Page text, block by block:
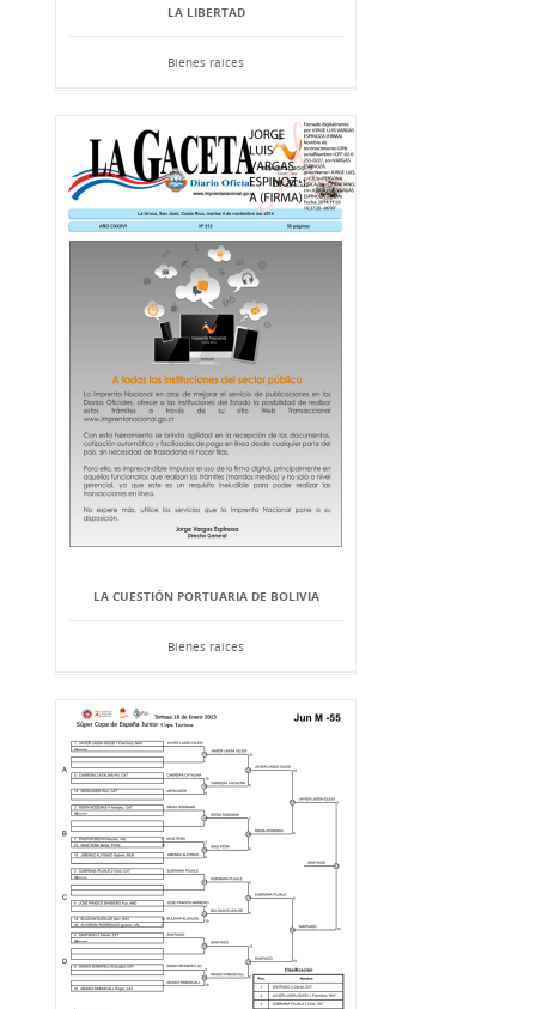
LA LIBERTAD
Bienes raíces
LA CUESTIÓN PORTUARIA DE BOLIVIA
Bienes raíces